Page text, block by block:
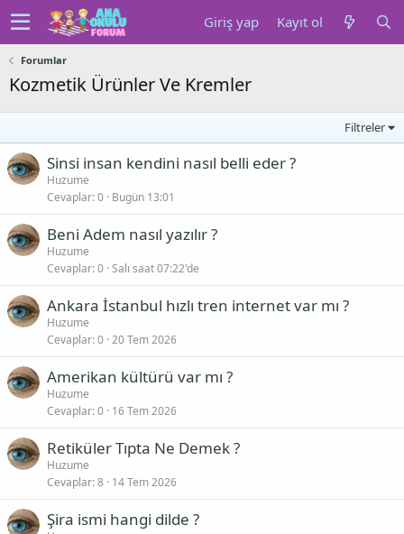
Giriş yap Kayıt ol
Forumlar
Kozmetik Ürünler Ve Kremler
Filtreler
Sinsi insan kendini nasıl belli eder ?
Huzume
Cevaplar 0 Bugün 13:01
Beni Adem nasıl yazılır ?
Huzume
Cevaplar 0 Salı saat 07:22'de
Ankara İstanbul hızlı tren internet var mı ?
Huzume
Cevaplar 0 20 Tem 2026
Amerikan kültürü var mı ?
Huzume
Cevaplar 0 16 Tem 2026
Retiküler Tıpta Ne Demek ?
Huzume
Cevaplar 8 14 Tem 2026
Şira ismi hangi dilde ?